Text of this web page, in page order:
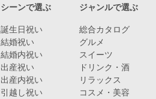
シーンで選ぶ
誕生日祝い
結婚祝い
結婚内祝い
出産祝い
出産内祝い
引越し祝い
ジャンルで選ぶ
総合カタログ
グルメ
スイーツ
ドリンク・酒
リラックス
コスメ・美容